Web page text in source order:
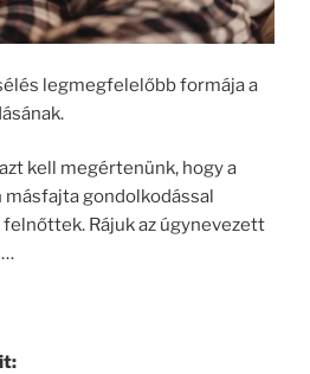
legmegfelelőbb formája a
kell megértenünk, hogy a
gondolkodással
Rájuk az úgynevezett
…